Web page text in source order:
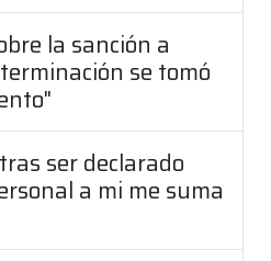
la sanción a
se tomó
ser declarado
a mi me suma